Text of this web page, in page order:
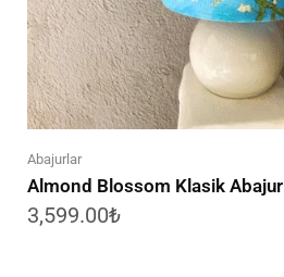
Abajurlar
Almond Blossom Klasik Abajur
3,599.00₺